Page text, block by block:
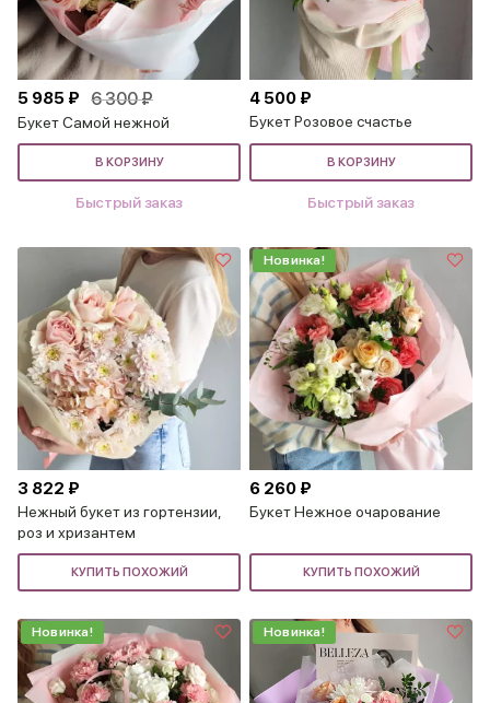
5 985 ₽ 6 300 ₽
Букет Самой нежной
В КОРЗИНУ
Быстрый заказ
4 500 ₽
Букет Розовое счастье
В КОРЗИНУ
Быстрый заказ
3 822 ₽
Нежный букет из гортензии,
роз и хризантем
КУПИТЬ ПОХОЖИЙ
Новинка!
6 260 ₽
Букет Нежное очарование
КУПИТЬ ПОХОЖИЙ
Новинка! Новинка!